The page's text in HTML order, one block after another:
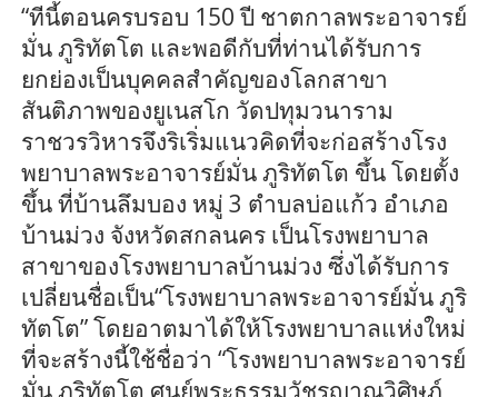
“ทีนี้ตอนครบรอบ 150ปี ชาตกาลพระอาจารย์
มั่น ภูริทัตโต และพอดีกับที่ท่านได้รับการ
ยกย่องเป็นบุคคลสำคัญของโลกสาขา
สันติภาพของยูเนสโก วัดปทุมวนาราม
ราชวรวิหารจึงริเริ่มแนวคิดที่จะก่อสร้างโรง
พยาบาลพระอาจารย์มั่น ภูริทัตโต ขึ้น โดยตั้ง
ขึ้น ที่บ้านลึมบอง หมู่ 3 ตำบลบ่อแก้ว อำเภอ
บ้านม่วง จังหวัดสกลนคร เป็นโรงพยาบาล
สาขาของโรงพยาบาลบ้านม่วง ซึ่งได้รับการ
เปลี่ยนชื่อเป็น“โรงพยาบาลพระอาจารย์มั่น ภูริ
ทัตโต” โดยอาตมาได้ให้โรงพยาบาลแห่งใหม่
ที่จะสร้างนี้ใช้ชื่อว่า “โรงพยาบาลพระอาจารย์
มั่น ภูริทัตโต ศูนย์พระธรรมวัชรญาณวิศิษฏ์